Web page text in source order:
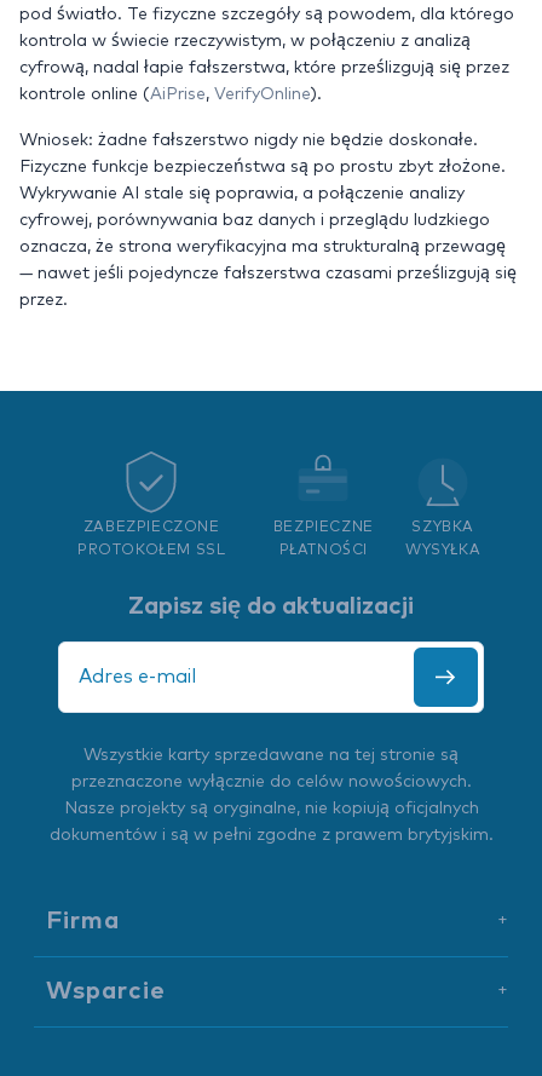
pod światło. Te fizyczne szczegóły są powodem, dla którego
kontrola w świecie rzeczywistym, w połączeniu z analizą
cyfrową, nadal łapie fałszerstwa, które prześlizgują się przez
kontrole online (AiPrise, VerifyOnline).
Wniosek: żadne fałszerstwo nigdy nie będzie doskonałe.
Fizyczne funkcje bezpieczeństwa są po prostu zbyt złożone.
Wykrywanie AI stale się poprawia, a połączenie analizy
cyfrowej, porównywania baz danych i przeglądu ludzkiego
oznacza, że strona weryfikacyjna ma strukturalną przewagę
— nawet jeśli pojedyncze fałszerstwa czasami prześlizgują się
przez.
ZABEZPIECZONE
PROTOKOŁEM SSL
BEZPIECZNE
PŁATNOŚCI
SZYBKA
WYSYŁKA
Zapisz się do aktualizacji
Wszystkie karty sprzedawane na tej stronie są
przeznaczone wyłącznie do celów nowościowych.
Nasze projekty są oryginalne, nie kopiują oficjalnych
dokumentów i są w pełni zgodne z prawem brytyjskim.
Firma +
Wsparcie +